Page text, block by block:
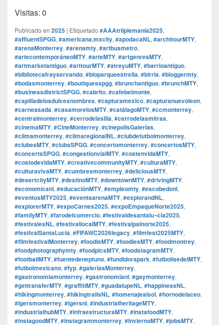
Visitas: 0
Publicado en 2025 | Etiquetado #AAAtriiplemania2025,
#affluentSPGG, #americana.mxcity, #apodacaNL, #architourMTY,
#arenaMonterrey, #arenamty, #artbusmetro,
#artecontemporáneoMTY, #arteMTY, #artgenresMTY,
#artmarketantiguo, #arttourMTY, #atreyuMTY, #barrioantiguo,
#bibliotecafrayservando, #bioparqueestrella, #birria, #bloggermty,
#bodasmonterrey, #boutiquesspgg, #brunchantiguo, #brunchMTY,
#businessdistrictSPGG, #cabrito, #cafebelmonte,
#capilladelosdulcesnombres, #capturamexico, #capturanuevoleon,
#carneasada, #casamorelosMTY, #catálagoMTY, #ccmonterrey,
#centralmonterrey, #cerrodelasilla, #cerrodelasmitras,
#cinemaMTY, #CineMonterrey, #cinepolisGalerías,
#climamonterrey, #climaregionalNL, #clubdefutbolmonterrey,
#clubesMTY, #clubsSPGG, #concertomonterrey, #concertosMTY,
#concertsSPGG, #congestionvialMTY, #costenvidaMTY,
#costodevidaMTY, #creativecommunityMTY, #culturaMTY,
#culturavivaMTY, #cumbresmonterrey, #deliciousMTY,
#desertcityMTY, #destinoMTY, #downtownMTY, #drivingMTY,
#economicanl, #educaciónMTY, #empleomty, #escobedonl,
#eventosMTY2025, #eventsarenaMTY, #explorandNL,
#explorerMTY, #expoCarnes2025, #expoEmpaqueNorte2025,
#familyMTY, #farodelcomercio, #festivaldesantalu¬cia2025,
#festivalesNL, #festivallocalMTY, #festivalpalnorte2025,
#festivalSantaLucia, #FIFAWC2026legacy, #filmfest2025MTY,
#filmfestivalMonterrey, #foodieMTY, #foodiesMTY, #foodmontrey,
#foodphotographymty, #foodpicsMTY, #foodstagramMTY,
#footballMTY, #fuentedeneptuno, #fundidorapark, #futbolisedelMTY,
#futbolmexicano, #fyp, #galeríasMonterrey,
#gastronomiamonterrey, #gastronomíanl, #gaymonterrey,
#gettransferMTY, #graffitiMTY, #guadalupeNL, #happinessNL,
#hikingmonterrey, #hikingtrailsNL, #homenajealsol, #hornodelaceo,
#igersmonterrey, #igersnl, #industrialheritageMTY,
#industrialhubMTY, #infraestructuraMTY, #instafoodMTY,
#instagoodMTY, #instagrammonterrey, #inviernoMTY, #jobsMTY,